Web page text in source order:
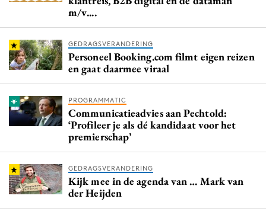
m/v....
GEDRAGSVERANDERING
Personeel Booking.com filmt eigen reizen
en gaat daarmee viraal
PROGRAMMATIC
Communicatieadvies aan Pechtold:
‘Profileer je als dé kandidaat voor het
premierschap’
GEDRAGSVERANDERING
Kijk mee in de agenda van … Mark van
der Heijden